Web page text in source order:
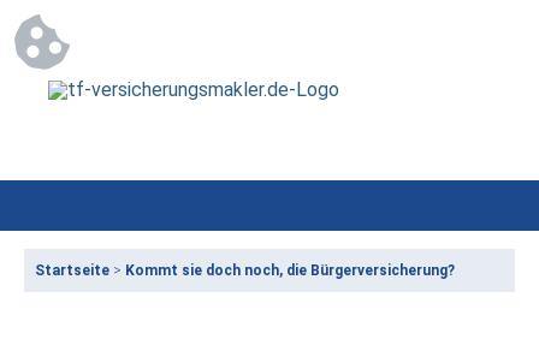
Startseite > Kommt sie doch noch, die Bürgerversicherung?